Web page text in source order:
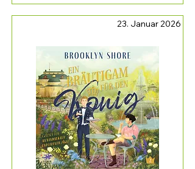
23. Januar 2026